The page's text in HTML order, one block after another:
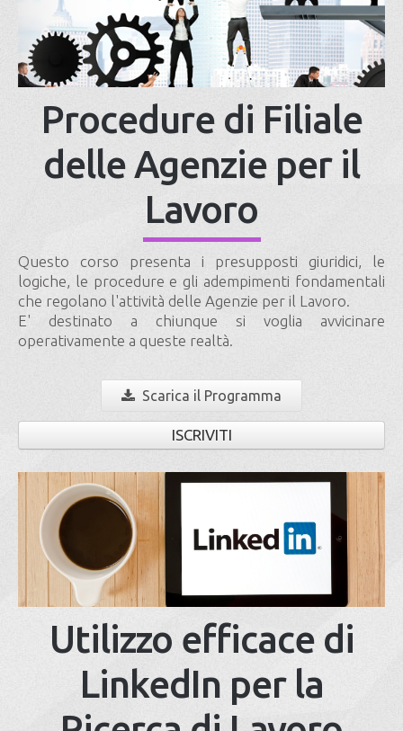
Procedure di Filiale
delle Agenzie per il
Lavoro
Questo corso presenta i presupposti giuridici, le
logiche, le procedure e gli adempimenti fondamentali
che regolano l'attività delle Agenzie per il Lavoro.
E' destinato a chiunque si voglia avvicinare
operativamente a queste realtà.
Scarica il Programma
ISCRIVITI
Utilizzo efficace di
LinkedIn per la